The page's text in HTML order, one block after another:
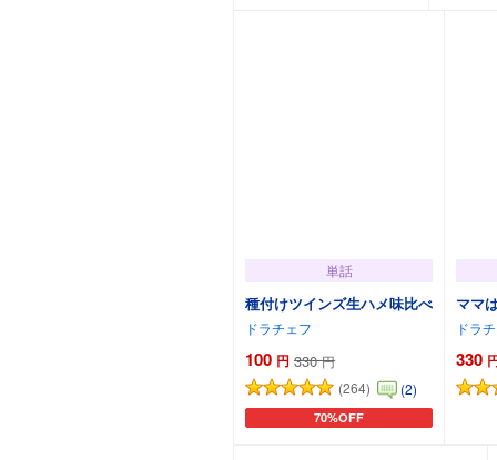
単話
種付けツインズ生ハメ味比べ
ドラチェフ
100 円 330 円
(264)
(2)
70%OFF
カートに追加
ママ
ドラ
330